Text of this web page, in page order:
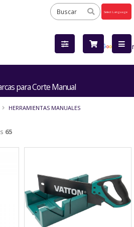
by
para Corte Manual
HERRAMIENTAS MANUALES
65